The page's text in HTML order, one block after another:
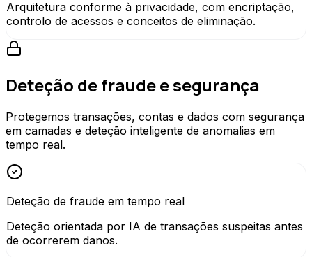
Arquitetura conforme à privacidade, com encriptação,
controlo de acessos e conceitos de eliminação.
Deteção de fraude e segurança
Protegemos transações, contas e dados com segurança
em camadas e deteção inteligente de anomalias em
tempo real.
Deteção de fraude em tempo real
Deteção orientada por IA de transações suspeitas antes
de ocorrerem danos.